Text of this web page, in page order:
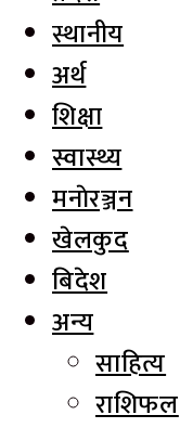
स्थानीय
अर्थ
शिक्षा
स्वास्थ्य
मनाेरञ्जन
खेलकुद
बिदेश
अन्य
साहित्य
राशिफल